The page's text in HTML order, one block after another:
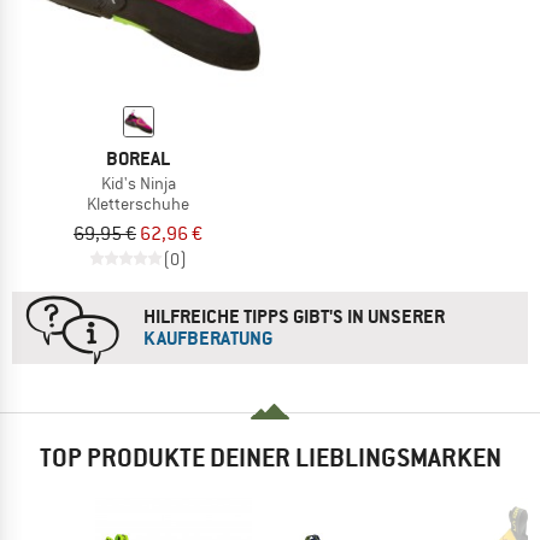
BOREAL
Kid's Ninja
Kletterschuhe
69,95 € 62,96 €
(0)
HILFREICHE TIPPS GIBT'S IN UNSERER
KAUFBERATUNG
TOP PRODUKTE DEINER LIEBLINGSMARKEN